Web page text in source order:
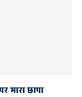
मारा छापा